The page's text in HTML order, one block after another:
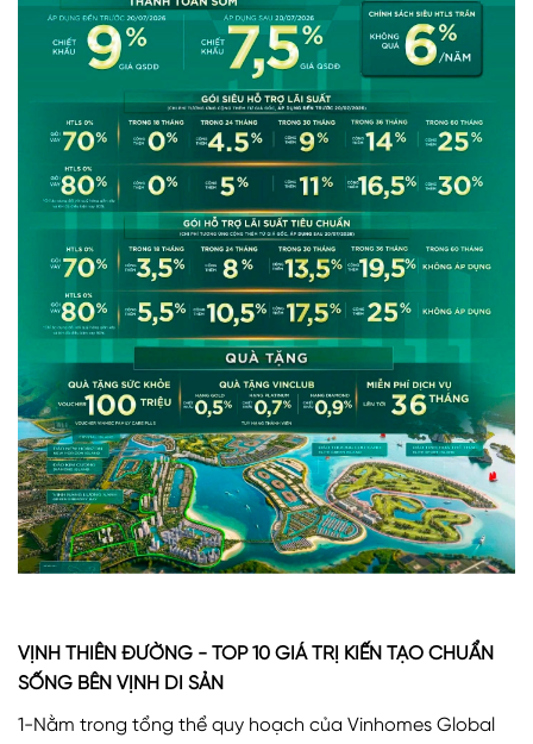
VỊNH THIÊN ĐƯỜNG - TOP 10 GIÁ TRỊ KIẾN TẠO CHUẨN
SỐNG BÊN VỊNH DI SẢN
1-Nằm trong tổng thể quy hoạch của Vinhomes Global